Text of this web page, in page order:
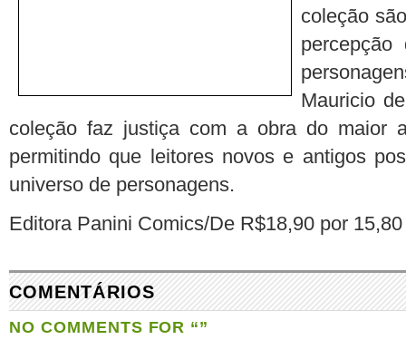
coleção
Mauricio
coleção faz justiça com a obra do maior
permitindo que leitores novos e antigos
universo de personagens.
Editora Panini Comics/De R$18,90 por
COMENTÁRIOS
NO COMMENTS FOR “”